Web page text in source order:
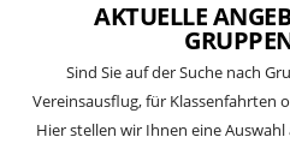
AKTUELLE
Sind Sie auf der Suche nach
Vereinsausflug, für Klassenfahrten
Hier stellen wir Ihnen eine